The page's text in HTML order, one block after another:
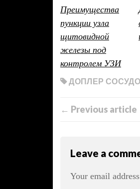
Преимущества
пункции узла
щитовидной
железы под
контролем УЗИ
ДОПЛЕР
← Previous article
Leave a
Your email